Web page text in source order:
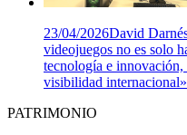
23/04/2026David
videojuegos no es solo
tecnología e
visibilidad internacional»
PATRIMONIO